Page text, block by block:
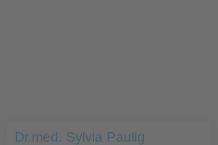
Dr.med. Sylvia Paulig